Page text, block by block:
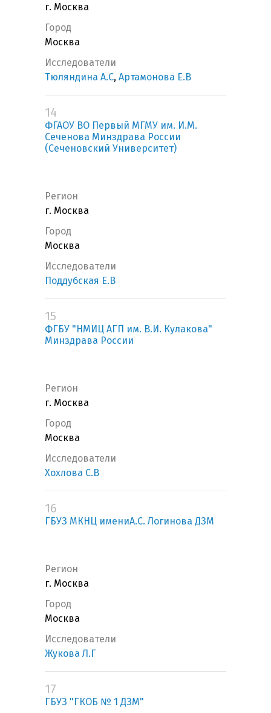
г. Москва
Город
Москва
Исследователи
Тюляндина А.С, Артамонова Е.В
14
ФГАОУ ВО Первый МГМУ им. И.М.
Сеченова Минздрава России
(Сеченовский Университет)
Регион
г. Москва
Город
Москва
Исследователи
Поддубская Е.В
15
ФГБУ "НМИЦ АГП им. В.И. Кулакова"
Минздрава России
Регион
г. Москва
Город
Москва
Исследователи
Хохлова С.В
16
ГБУЗ МКНЦ имениА.С. Логинова ДЗМ
Регион
г. Москва
Город
Москва
Исследователи
Жукова Л.Г
17
ГБУЗ "ГКОБ № 1 ДЗМ"